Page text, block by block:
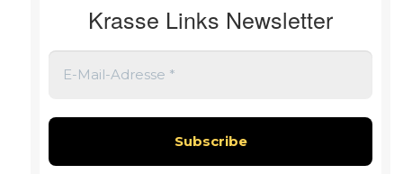
Krasse Links Newsletter